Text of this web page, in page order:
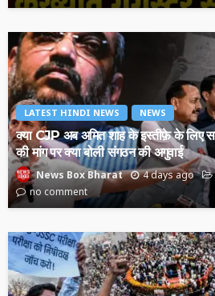
LATEST HINDI NEWS NEWS
क्या CJP अब अमित शाह के इस्तीफ़े के लिए
की मांग पर क्या बोली संगठन की अगुवाई
News Box Bharat 4 days ago
no comment